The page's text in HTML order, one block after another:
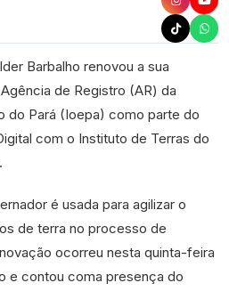
Barbalho renovou a sua
de Registro (AR) da
do Pará (Ioepa) como parte do
com o Instituto de Terras do
é usada para agilizar o
de terra no processo de
ocorreu nesta quinta-feira
e contou coma presença do